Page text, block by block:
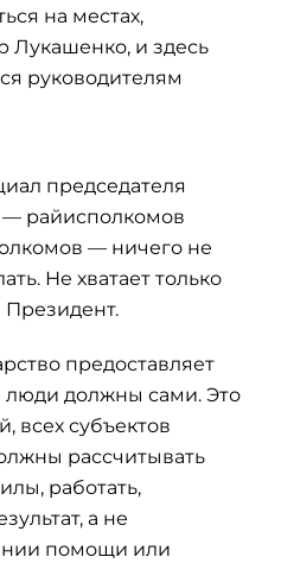
на местах,
Лукашенко, и здесь
руководителям
председателя
— райисполкомов
— ничего не
Не хватает только
предоставляет
люди должны сами. Это
всех субъектов
рассчитывать
работать,
а не
помощи или